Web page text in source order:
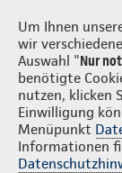
Um Ihnen
wir
Auswahl "Nur
benötigte
nutzen, klicken
Einwilligung
Menüpunkt
Informationen
Kreuteler
Gute Gründe